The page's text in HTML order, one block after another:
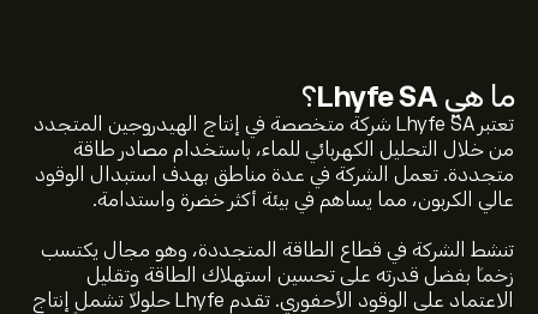
ما هي Lhyfe SA؟
تعتبر Lhyfe SA شركة متخصصة في إنتاج الهيدروجين المتجدد
من خلال التحليل الكهربائي للماء، باستخدام مصادر طاقة
متجددة. تعمل الشركة في عدة مناطق بهدف استبدال الوقود
عالي الكربون، مما يساهم في بيئة أكثر خضرة واستدامة.
تنشط الشركة في قطاع الطاقة المتجددة، وهو مجال يكتسب
زخماً بفضل قدرته على تحسين استهلاك الطاقة وتقليل
الاعتماد على الوقود الأحفوري. تقدم Lhyfe حلولاً تشمل إنتاج